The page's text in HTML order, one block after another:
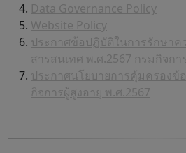
Data Governance Policy
Website Policy
ประกาศข้อปฏิบัติในการรักษา
สารสนเทศ พ.ศ.2567 กรมกิจกา
ประกาศนโยบายการคุ้มครอง
กิจการผู้สูงอายุ พ.ศ.2567